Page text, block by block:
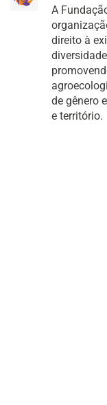
A
direito à
de gênero
e território.